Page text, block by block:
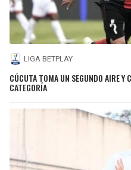
LIGA BETPLAY
CÚCUTA TOMA UN SEGUNDO AIRE Y
CATEGORÍA